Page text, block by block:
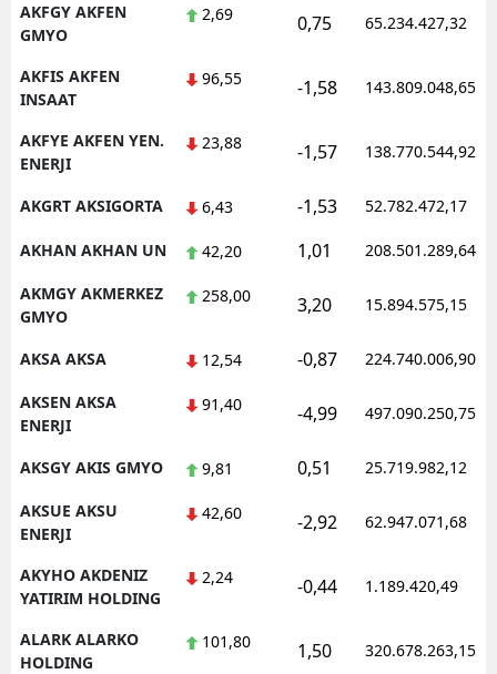
AKFGY AKFEN
GMYO
2,69 0,75 65.234.427,32
AKFIS AKFEN
INSAAT
96,55 -1,58 143.809.048,65
AKFYE AKFEN YEN.
ENERJI
23,88 -1,57 138.770.544,92
AKGRT AKSIGORTA 6,43 -1,53 52.782.472,17
AKHAN AKHAN UN 42,20 1,01 208.501.289,64
AKMGY AKMERKEZ
GMYO
258,00 3,20 15.894.575,15
AKSA AKSA 12,54 -0,87 224.740.006,90
AKSEN AKSA
ENERJI
91,40 -4,99 497.090.250,75
AKSGY AKIS GMYO 9,81 0,51 25.719.982,12
AKSUE AKSU
ENERJI
42,60 -2,92 62.947.071,68
AKYHO AKDENIZ
YATIRIM HOLDING
2,24 -0,44 1.189.420,49
ALARK ALARKO
HOLDING
101,80 1,50 320.678.263,15